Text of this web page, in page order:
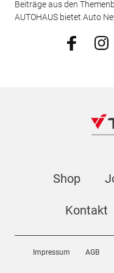
Beiträge aus den
AUTOHAUS bietet Auto
Shop
Kontakt
Impressum AGB